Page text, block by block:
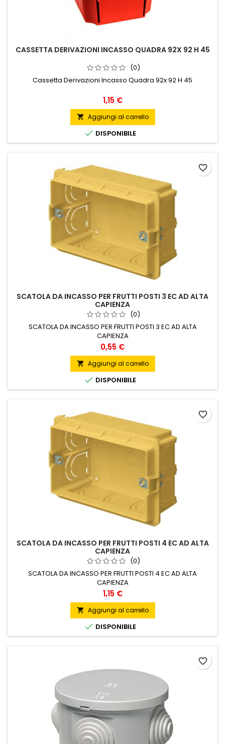
CASSETTA DERIVAZIONI INCASSO QUADRA 92X 92 H 45
(0)
Cassetta Derivazioni Incasso Quadra 92x 92 H 45
Prezzo
1,15 €
 Aggiungi al carrello
 DISPONIBILE
SCATOLA DA INCASSO PER FRUTTI POSTI 3 EC AD ALTA
CAPIENZA
(0)
SCATOLA DA INCASSO PER FRUTTI POSTI 3 EC AD ALTA
CAPIENZA
Prezzo
0,55 €
 Aggiungi al carrello
 DISPONIBILE
favorite_border
SCATOLA DA INCASSO PER FRUTTI POSTI 4 EC AD ALTA
CAPIENZA
(0)
SCATOLA DA INCASSO PER FRUTTI POSTI 4 EC AD ALTA
CAPIENZA
Prezzo
1,15 €
 Aggiungi al carrello
 DISPONIBILE
favorite_border
favorite_border